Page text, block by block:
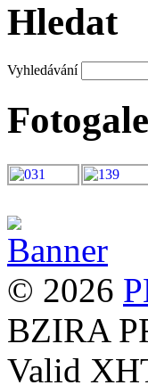
Hledat
Vyhledávání
© 2026
BZIRA
Valid